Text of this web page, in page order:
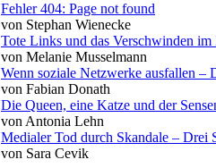
Fehler 404: Page not found
von Stephan Wienecke
Tote Links und das Verschwinden im
von Melanie Musselmann
Wenn soziale Netzwerke ausfallen
von Fabian Donath
Die Queen, eine Katze und der
von Antonia Lehn
Medialer Tod durch Skandale – Drei
von Sara Cevik